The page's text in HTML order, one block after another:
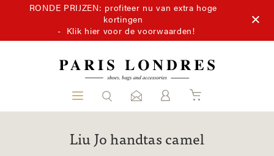
RONDE PRIJZEN: profiteer nu van extra hoge
kortingen
- Klik hier voor de voorwaarden!
Liu Jo handtas camel